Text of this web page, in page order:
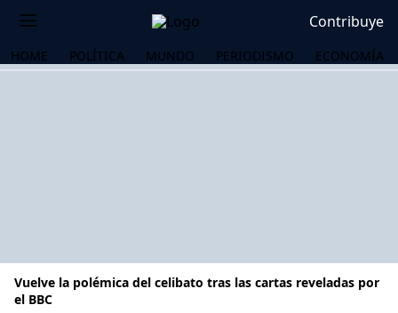
Contribuye
HOME POLÍTICA MUNDO PERIODISMO ECONOMÍA
Vuelve la polémica del celibato tras las cartas reveladas por
el BBC